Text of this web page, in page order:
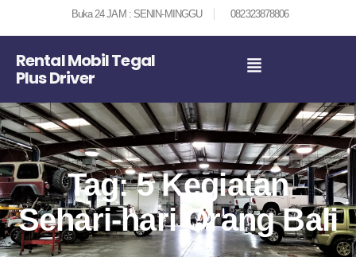
Buka 24 JAM : SENIN-MINGGU 082323878806
Rental Mobil Tegal
Plus Driver
Tag: 5 Kegiatan
Sehari-hari Orang Bali